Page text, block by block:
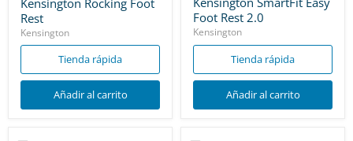
Kensington Rocking Foot
Rest
Kensington
Tienda rápida
Añadir al carrito
Foot Rest 2.0
Kensington
Tienda rápida
Añadir al carrito